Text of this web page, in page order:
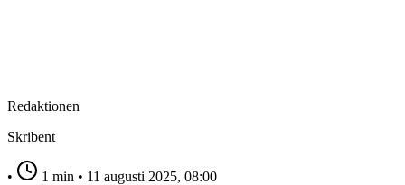
Redaktionen
Skribent
• 1 min • 11 augusti 2025, 08:00